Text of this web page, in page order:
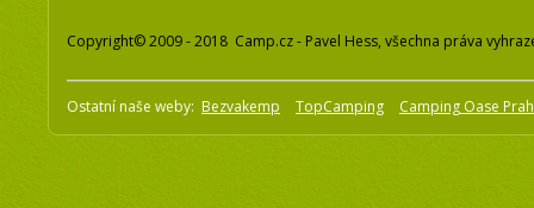
Copyright© 2009 - 2018 Camp.cz - Pavel Hess, všechna práva
Ostatní naše weby: Bezvakemp TopCamping Camping Oase